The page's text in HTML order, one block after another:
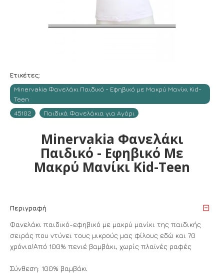
Ετικέτες:
Minervakia Φανελάκι Παιδικό - Εφηβικό με Μακρύ Μανίκι Kid-
Teen
45102
Παιδικά Φανελάκια για Αγόρι
Minervakia Φανελάκι
Παιδικό - Εφηβικό Με
Μακρύ Μανίκι Kid-Teen
Περιγραφή
Φανελάκι παιδικό-εφηβικό με μακρύ μανίκι της παιδικής
σειράς που ντύνει τους μικρούς μας φίλους εδώ και 70
χρόνια!Από 100% πενιέ βαμβάκι, χωρίς πλαϊνές ραφές
Σύνθεση: 100% βαμβάκι